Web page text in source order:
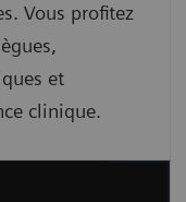
Vous profitez
et
clinique.